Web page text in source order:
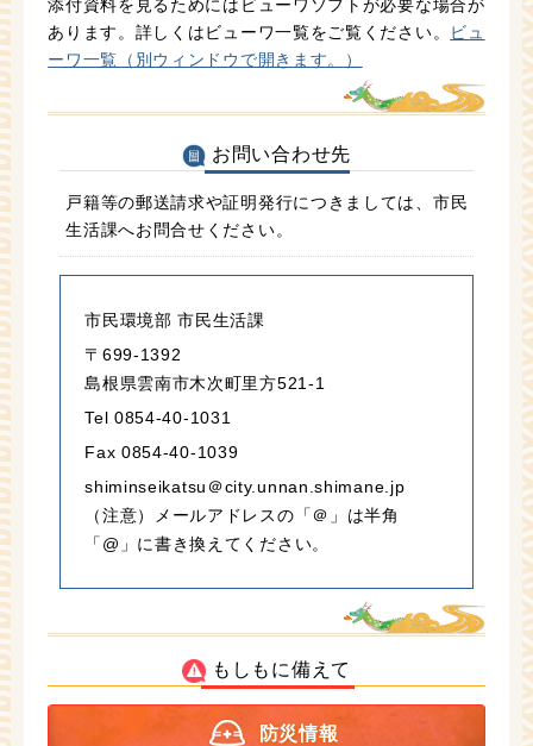
添付資料を見るためにはビューワソフトが必要な場合が
あります。詳しくはビューワ一覧をご覧ください。
ビュ
ーワ一覧（別ウィンドウで開きます。）
お問い合わせ先
戸籍等の郵送請求や証明発行につきましては、市民
生活課へお問合せください。
市民環境部 市民生活課
〒699-1392
島根県雲南市木次町里方521-1
Tel 0854-40-1031
Fax 0854-40-1039
shiminseikatsu＠city.unnan.shimane.jp
（注意）メールアドレスの「＠」は半角
「@」に書き換えてください。
もしもに備えて
防災情報